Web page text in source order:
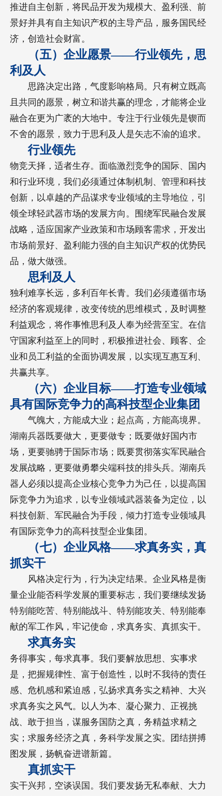
推进自主创新，将民品开发为规模大、盈利强、前
景好并具有自主知识产权的主导产品，服务国民经
济，创造社会财富。
（五）企业愿景——行业领先，思
利及人
思路决定出路，气度影响格局。只有树立既高
且共同的愿景，树立和谐共赢的理念，才能将企业
融合在更为广袤的大地中。专注于行业领先是锲而
不舍的愿景，致力于思利及人是矢志不渝的追求。
行业领先
物竞天择，适者生存。面临激烈竞争的国际、国内
和行业环境，我们必须通过体制机制、管理和科技
创新，以卓越的产品谋求专业领域的主导地位，引
领全球轻武器市场的发展方向。围绕军民融合发展
战略，适应国家产业政策和市场顾客需求，开发出
市场前景好、盈利能力强的自主知识产权的优势民
品，做大做强。
思利及人
独利难享长远，多利百年长青。我们必须遵循市场
经济的客观规律，改变传统的思维模式，及时调整
利益观念，将作事惟思利及人奉为经营至宝。在信
守国家利益至上的同时，积极推进社会、顾客、企
业和员工利益的全面协调发展，以实现互惠互利、
共赢共享。
（六）企业目标——打造专业领域
具有国际竞争力的高科技型企业集团
气魄大，方能成大业；起点高，方能高境界。
湖南兵器既要做大，更要做专；既要做好国内市
场，更要驰骋于国际市场；既要贯彻落实军民融合
发展战略，更要做勇攀尖端科技的排头兵。湖南兵
器人必须以提高企业核心竞争力为己任，以提高国
际竞争力为追求，以专业领域武器装备为定位，以
科技创新、军民融合为手段，倾力打造专业领域具
有国际竞争力的高科技型企业集团。
（七）企业风格——求真务实，真
抓实干
风格决定行为，行为决定结果。企业风格是衡
量企业能否科学发展的重要标志，我们要继续发扬
特别能吃苦、特别能战斗、特别能攻关、特别能奉
献的军工作风，牢记使命，求真务实、真抓实干。
求真务实
务得事实，每求真事。我们要解放思想、实事求
是，把握规律性、富于创造性，以时不我待的责任
感、危机感和紧迫感，弘扬求真务实之精神、大兴
求真务实之风气。以人为本、凝心聚力、正视挑
战、敢于担当，谋服务国防之真，务精益求精之
实；求服务经济之真，务科学发展之实。团结拼搏
图发展，扬帆奋进谱新篇。
真抓实干
实干兴邦，空谈误国。我们要发扬无私奉献、大力